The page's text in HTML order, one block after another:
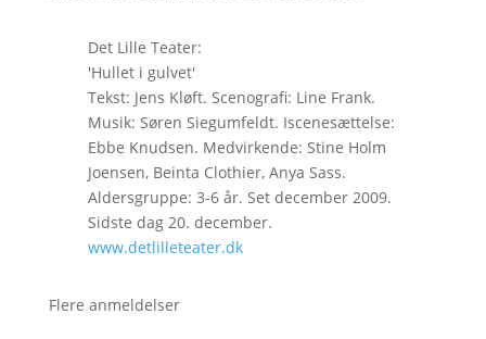
Det Lille Teater:
'Hullet i gulvet'
Tekst: Jens Kløft. Scenografi: Line Frank.
Musik: Søren Siegumfeldt. Iscenesættelse:
Ebbe Knudsen. Medvirkende: Stine Holm
Joensen, Beinta Clothier, Anya Sass.
Aldersgruppe: 3-6 år. Set december 2009.
Sidste dag 20. december.
www.detlilleteater.dk
Flere anmeldelser